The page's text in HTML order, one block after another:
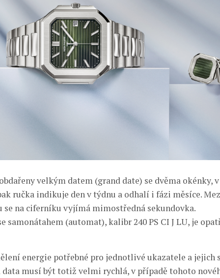
velkým datem (grand date) se dvěma okénky,
ručka indikuje den v týdnu a odhalí i fázi měsíce.
se na ciferníku vyjímá mimostředná sekundovka.
samonátahem (automat), kalibr 240 PS CI J LU, je
energie potřebné pro jednotlivé ukazatele a jejich
data musí být totiž velmi rychlá, v případě tohoto